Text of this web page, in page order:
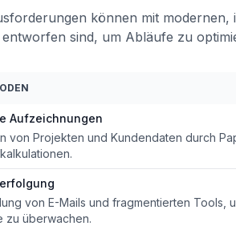
können mit
sind, um Abläufe zu
Aufzeichnungen
von Projekten und Kundendaten durch
von E-Mails und fragmentierten Tools,
zu überwachen.